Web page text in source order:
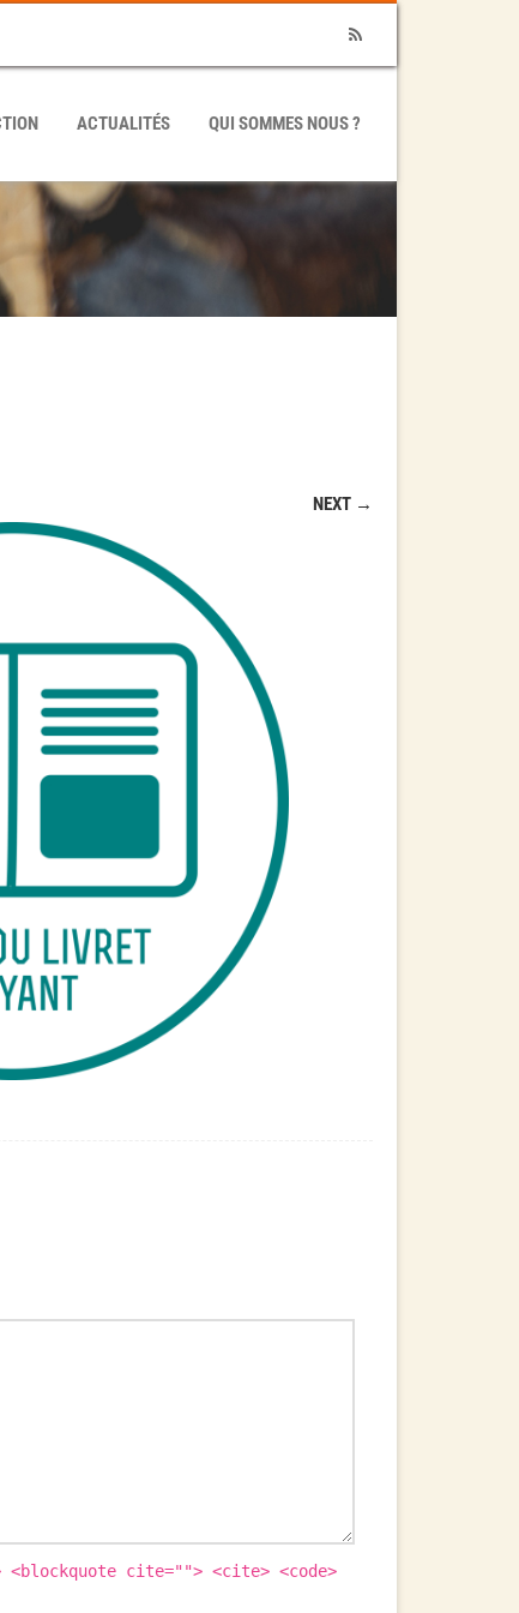
ACTUALITÉS QUI SOMMES NOUS ?
NEXT →
cite=""> <cite> <code>